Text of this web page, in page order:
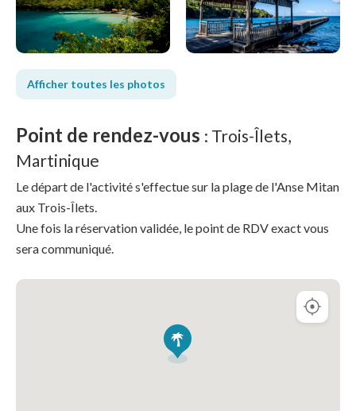
Afficher toutes les photos
Point de rendez-vous : Trois-Îlets,
Martinique
Le départ de l'activité s'effectue sur la plage de l'Anse Mitan
aux Trois-Îlets.
Une fois la réservation validée, le point de RDV exact vous
sera communiqué.